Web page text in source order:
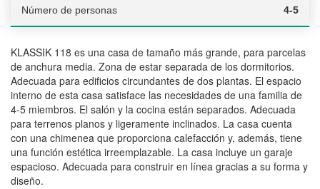
Número de personas 4-5
KLASSIK 118 es una casa de tamaño más grande, para parcelas
de anchura media. Zona de estar separada de los dormitorios.
Adecuada para edificios circundantes de dos plantas. El espacio
interno de esta casa satisface las necesidades de una familia de
4-5 miembros. El salón y la cocina están separados. Adecuada
para terrenos planos y ligeramente inclinados. La casa cuenta
con una chimenea que proporciona calefacción y, además, tiene
una función estética irreemplazable. La casa incluye un garaje
espacioso. Adecuada para construir en línea gracias a su forma y
diseño.